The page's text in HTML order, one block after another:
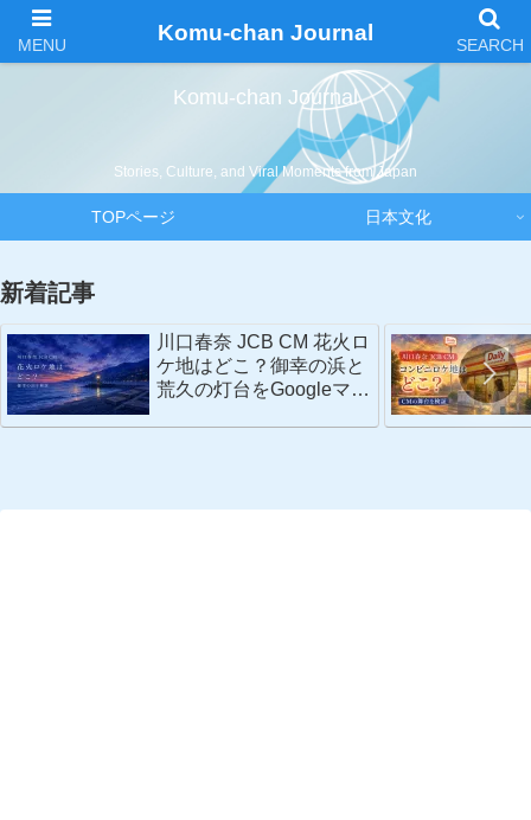
Komu-chan Journal
Stories, Culture, and Viral Moments from Japan
TOPページ 日本文化
新着記事
川口春奈 JCB CM 花火ロ
ケ地はどこ？御幸の浜と
荒久の灯台をGoogleマッ
Komu-chan Journal